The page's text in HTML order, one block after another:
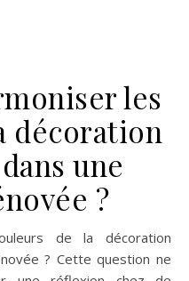
les
décoration
une
?
? Cette question ne